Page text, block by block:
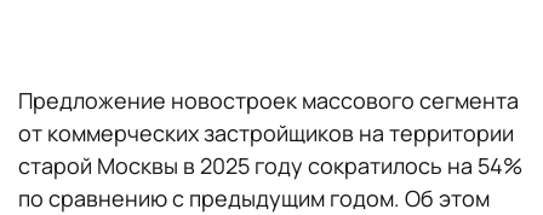
Предложение новостроек массового сегмента
от коммерческих застройщиков на территории
старой Москвы в 2025 году сократилось на 54%
по сравнению с предыдущим годом. Об этом